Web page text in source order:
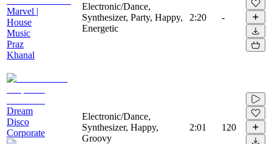
Marvel |
House
Music
Praz
Khanal
Electronic/Dance,
Synthesizer, Party, Happy,
Energetic
2:20 -
Dream
Disco
Corporate
Electronic/Dance,
Synthesizer, Happy,
Groovy
2:01 120